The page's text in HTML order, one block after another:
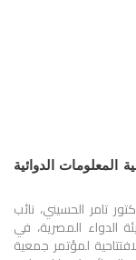
الدوائية
تامر الحسيني، نائب
الدواء المصرية، في
لمؤتمر جمعية